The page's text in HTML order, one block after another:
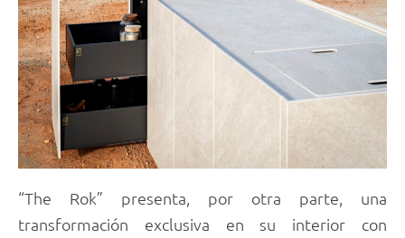
“The Rok” presenta, por otra parte, una
transformación exclusiva en su interior con